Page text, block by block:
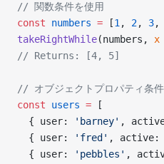
// 関数条件を使用
const numbers = [1 , 2, 3,
takeRightWhile(numbers, x
// Returns: [4, 5]
// オブジェクトプロパティ条件
const users = [
  { user:
'barney' ,
  { user:
'fred' , active:
  { user:
'pebbles' ,